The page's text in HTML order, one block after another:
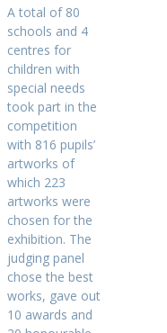
A total of 80
schools and 4
centres for
children with
special needs
took part in the
competition
with 816 pupils’
artworks of
which 223
artworks were
chosen for the
exhibition. The
judging panel
chose the best
works, gave out
10 awards and